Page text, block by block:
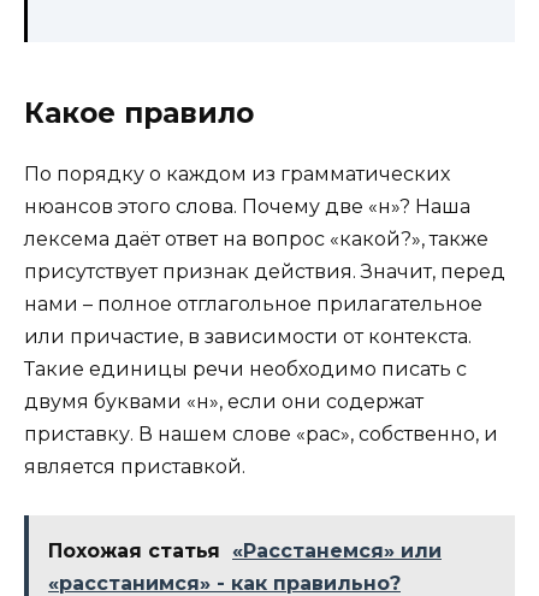
Какое правило
По порядку о каждом из грамматических
нюансов этого слова. Почему две «н»? Наша
лексема даёт ответ на вопрос «какой?», также
присутствует признак действия. Значит, перед
нами – полное отглагольное прилагательное
или причастие, в зависимости от контекста.
Такие единицы речи необходимо писать с
двумя буквами «н», если они содержат
приставку. В нашем слове «рас», собственно, и
является приставкой.
Похожая статья
«Расстанемся» или
«расстанимся» - как правильно?